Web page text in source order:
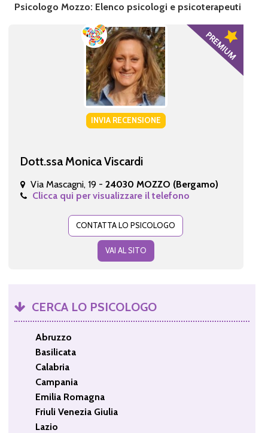
Psicologo Mozzo: Elenco psicologi e psicoterapeuti
INVIA RECENSIONE
Dott.ssa Monica Viscardi
Via Mascagni, 19 - 24030 MOZZO (Bergamo)
Clicca qui per visualizzare il telefono
CONTATTA LO PSICOLOGO
VAI AL SITO
CERCA LO PSICOLOGO
Abruzzo
Basilicata
Calabria
Campania
Emilia Romagna
Friuli Venezia Giulia
Lazio